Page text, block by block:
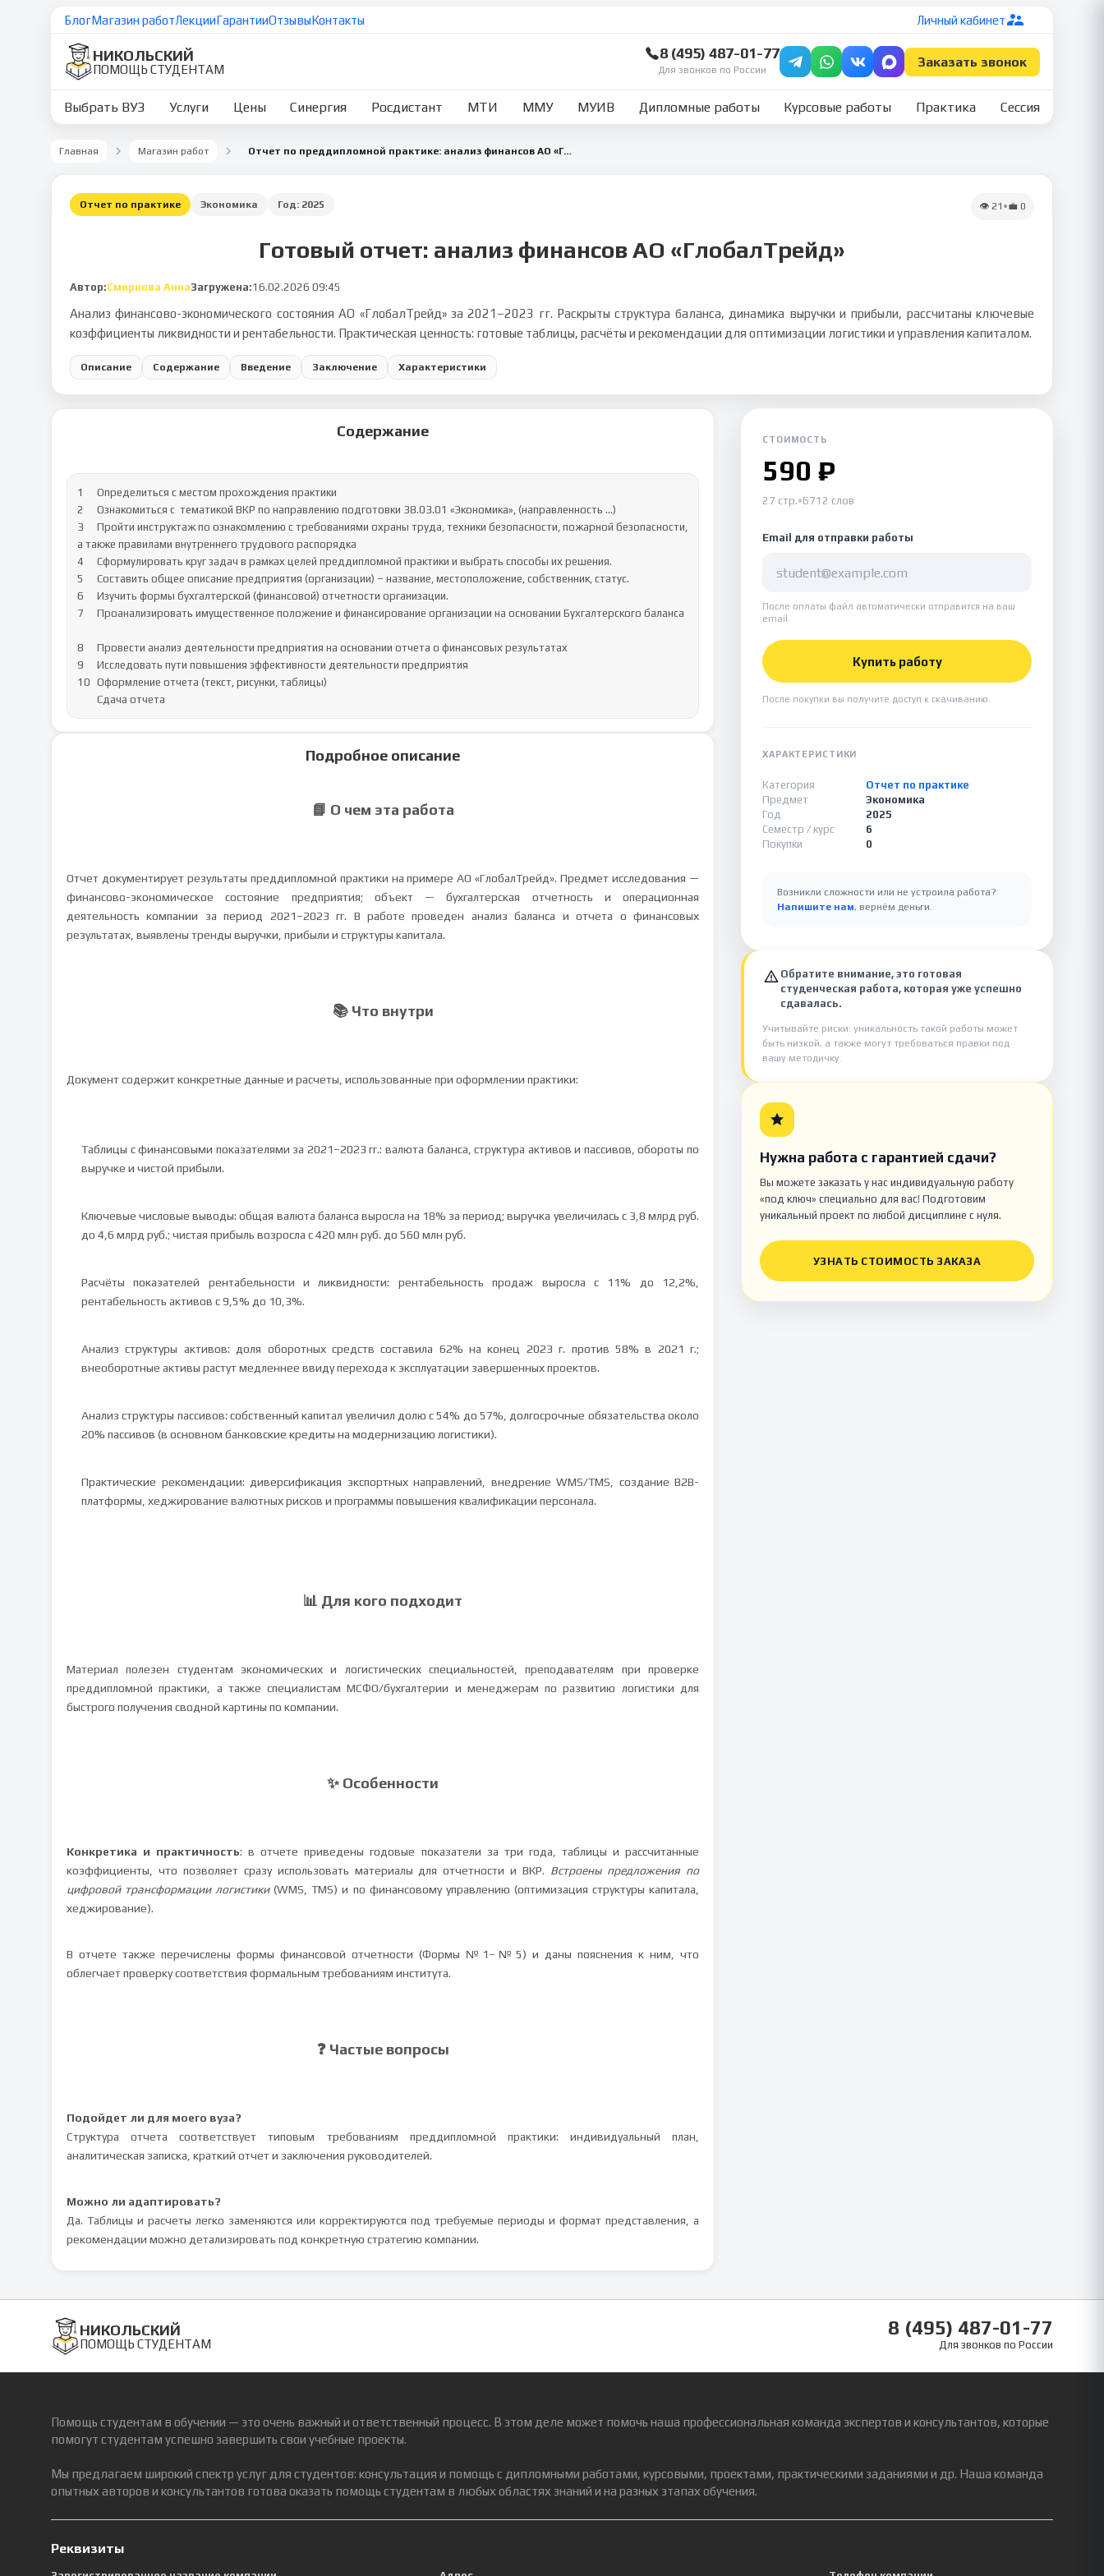
БлогМагазин работЛекцииГарантииОтзывыКонтакты Личный кабинет
НИКОЛЬСКИЙ
ПОМОЩЬ СТУДЕНТАМ
8 (495) 487-01-77
Для звонков по России
Заказать звонок
Выбрать ВУЗ Услуги Цены Синергия Росдистант МТИ ММУ МУИВ Дипломные работы Курсовые работы Практика Сессия
Главная Магазин работ Отчет по преддипломной практике: анализ финансов АО «ГлобалТрейд»
Отчет по практике Экономика Год: 2025 👁 21 •💼 0
Готовый отчет: анализ финансов АО «ГлобалТрейд»
Автор:Смирнова АннаЗагружена:16.02.2026 09:45
Анализ финансово-экономического состояния АО «ГлобалТрейд» за 2021–2023 гг. Раскрыты структура баланса, динамика выручки и прибыли, рассчитаны ключевые
коэффициенты ликвидности и рентабельности. Практическая ценность: готовые таблицы, расчёты и рекомендации для оптимизации логистики и управления капиталом.
Описание Содержание Введение Заключение Характеристики
Содержание
1	Определиться с местом прохождения практики
2	Ознакомиться с  тематикой ВКР по направлению подготовки 38.03.01 «Экономика», (направленность …)
3	Пройти инструктаж по ознакомлению с требованиями охраны труда, техники безопасности, пожарной безопасности,
а также правилами внутреннего трудового распорядка
4	Сформулировать круг задач в рамках целей преддипломной практики и выбрать способы их решения.
5	Составить общее описание предприятия (организации) – название, местоположение, собственник, статус.
6	Изучить формы бухгалтерской (финансовой) отчетности организации.
7	Проанализировать имущественное положение и финансирование организации на основании Бухгалтерского баланса
8	Провести анализ деятельности предприятия на основании отчета о финансовых результатах
9	Исследовать пути повышения эффективности деятельности предприятия
10	Оформление отчета (текст, рисунки, таблицы)
	Сдача отчета
Подробное описание
📘 О чем эта работа
Отчет документирует результаты преддипломной практики на примере АО «ГлобалТрейд». Предмет исследования —
финансово-экономическое состояние предприятия; объект — бухгалтерская отчетность и операционная
деятельность компании за период 2021–2023 гг. В работе проведен анализ баланса и отчета о финансовых
результатах, выявлены тренды выручки, прибыли и структуры капитала.
📚 Что внутри
Документ содержит конкретные данные и расчеты, использованные при оформлении практики:
Таблицы с финансовыми показателями за 2021–2023 гг.: валюта баланса, структура активов и пассивов, обороты по
выручке и чистой прибыли.
Ключевые числовые выводы: общая валюта баланса выросла на 18% за период; выручка увеличилась с 3,8 млрд руб.
до 4,6 млрд руб.; чистая прибыль возросла с 420 млн руб. до 560 млн руб.
Расчёты показателей рентабельности и ликвидности: рентабельность продаж выросла с 11% до 12,2%,
рентабельность активов с 9,5% до 10,3%.
Анализ структуры активов: доля оборотных средств составила 62% на конец 2023 г. против 58% в 2021 г.;
внеоборотные активы растут медленнее ввиду перехода к эксплуатации завершенных проектов.
Анализ структуры пассивов: собственный капитал увеличил долю с 54% до 57%, долгосрочные обязательства около
20% пассивов (в основном банковские кредиты на модернизацию логистики).
Практические рекомендации: диверсификация экспортных направлений, внедрение WMS/TMS, создание B2B-
платформы, хеджирование валютных рисков и программы повышения квалификации персонала.
📊 Для кого подходит
Материал полезен студентам экономических и логистических специальностей, преподавателям при проверке
преддипломной практики, а также специалистам МСФО/бухгалтерии и менеджерам по развитию логистики для
быстрого получения сводной картины по компании.
✨ Особенности
Конкретика и практичность: в отчете приведены годовые показатели за три года, таблицы и рассчитанные
коэффициенты, что позволяет сразу использовать материалы для отчетности и ВКР. Встроены предложения по
цифровой трансформации логистики(WMS, TMS) и по финансовому управлению (оптимизация структуры капитала,
хеджирование).
В отчете также перечислены формы финансовой отчетности (Формы №1–№5) и даны пояснения к ним, что
облегчает проверку соответствия формальным требованиям института.
❓ Частые вопросы
Подойдет ли для моего вуза?
Структура отчета соответствует типовым требованиям преддипломной практики: индивидуальный план,
аналитическая записка, краткий отчет и заключения руководителей.
Можно ли адаптировать?
Да. Таблицы и расчеты легко заменяются или корректируются под требуемые периоды и формат представления, а
рекомендации можно детализировать под конкретную стратегию компании.
СТОИМОСТЬ
590 ₽
27 стр.•6712 слов
Email для отправки работы
После оплаты файл автоматически отправится на ваш
email.
Купить работу
После покупки вы получите доступ к скачиванию.
ХАРАКТЕРИСТИКИ
Категория
Отчет по практике
Предмет
Экономика
Год
2025
Семестр / курс
6
Покупки
0
Возникли сложности или не устроила работа?
Напишите нам, вернём деньги.
Обратите внимание, это готовая
студенческая работа, которая уже успешно
сдавалась.
Учитывайте риски: уникальность такой работы может
быть низкой, а также могут требоваться правки под
вашу методичку.
Нужна работа с гарантией сдачи?
Вы можете заказать у нас индивидуальную работу
«под ключ» специально для вас! Подготовим
уникальный проект по любой дисциплине с нуля.
УЗНАТЬ СТОИМОСТЬ ЗАКАЗА
НИКОЛЬСКИЙ
ПОМОЩЬ СТУДЕНТАМ
8 (495) 487-01-77
Для звонков по России
Помощь студентам в обучении — это очень важный и ответственный процесс. В этом деле может помочь наша профессиональная команда экспертов и консультантов, которые
помогут студентам успешно завершить свои учебные проекты.
Мы предлагаем широкий спектр услуг для студентов: консультация и помощь с дипломными работами, курсовыми, проектами, практическими заданиями и др. Наша команда
опытных авторов и консультантов готова оказать помощь студентам в любых областях знаний и на разных этапах обучения.
Реквизиты